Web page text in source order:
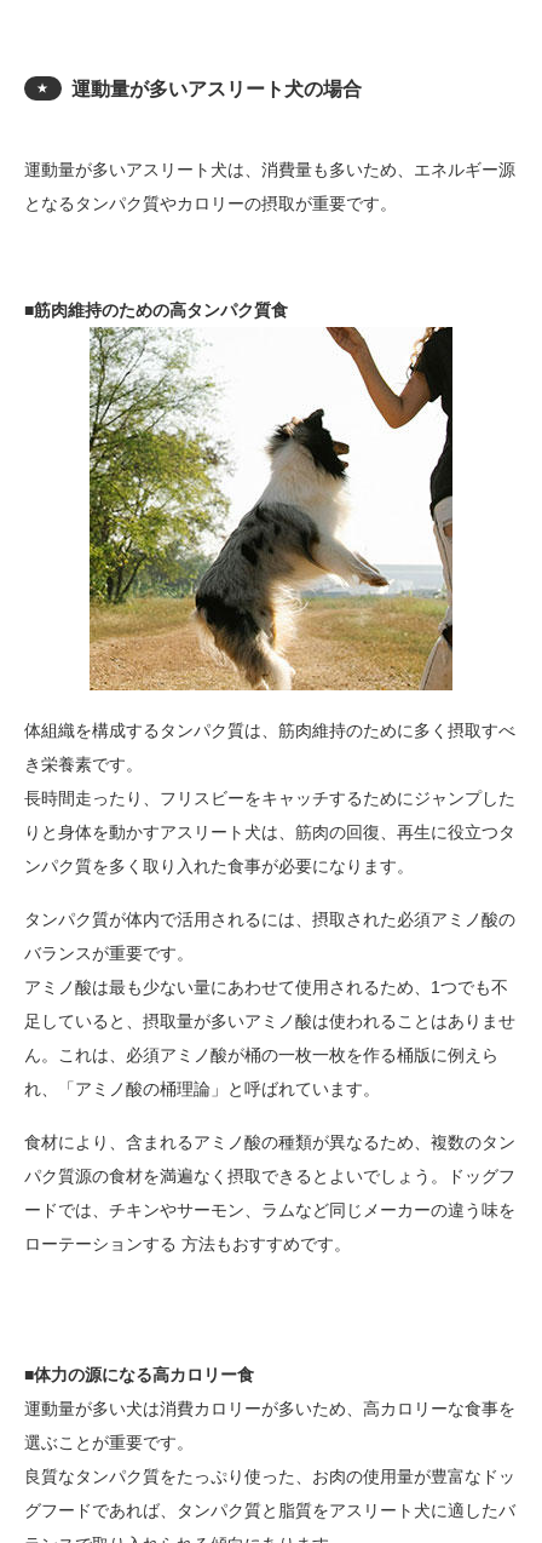
★ 運動量が多いアスリート犬の場合
運動量が多いアスリート犬は、消費量も多いため、エネルギー源
となるタンパク質やカロリーの摂取が重要です。
■筋肉維持のための高タンパク質食
体組織を構成するタンパク質は、筋肉維持のために多く摂取すべ
き栄養素です。
長時間走ったり、フリスビーをキャッチするためにジャンプした
りと身体を動かすアスリート犬は、筋肉の回復、再生に役立つタ
ンパク質を多く取り入れた食事が必要になります。
タンパク質が体内で活用されるには、摂取された必須アミノ酸の
バランスが重要です。
アミノ酸は最も少ない量にあわせて使用されるため、1つでも不
足していると、摂取量が多いアミノ酸は使われることはありませ
ん。これは、必須アミノ酸が桶の一枚一枚を作る桶版に例えら
れ、「アミノ酸の桶理論」と呼ばれています。
食材により、含まれるアミノ酸の種類が異なるため、複数のタン
パク質源の食材を満遍なく摂取できるとよいでしょう。ドッグフ
ードでは、チキンやサーモン、ラムなど同じメーカーの違う味を
ローテーションする 方法もおすすめです。
■体力の源になる高カロリー食
運動量が多い犬は消費カロリーが多いため、高カロリーな食事を
選ぶことが重要です。
良質なタンパク質をたっぷり使った、お肉の使用量が豊富なドッ
グフードであれば、タンパク質と脂質をアスリート犬に適したバ